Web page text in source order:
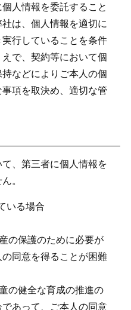
人情報を委託すること
は、個人情報を適切に
行していることを条件
で、契約等において個
などによりご本人の個
項を取決め、適切な管
、第三者に個人情報を
。
いる場合
の保護のために必要が
同意を得ることが困難
の健全な育成の推進の
あって、ご本人の同意